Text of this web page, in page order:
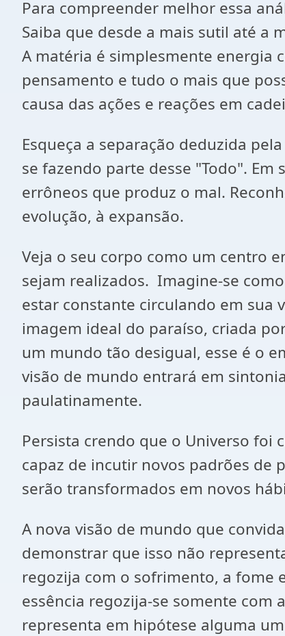
Para compreender melhor essa
Saiba que desde a mais sutil até a
A matéria é simplesmente energia
pensamento e tudo o mais que
causa das ações e reações em
Esqueça a separação deduzida
se fazendo parte desse "Todo".
errôneos que produz o mal.
evolução, à expansão.
Veja o seu corpo como um centro
sejam realizados. Imagine-se
estar constante circulando em sua
imagem ideal do paraíso, criada
um mundo tão desigual, esse é o
visão de mundo entrará em
paulatinamente.
Persista crendo que o Universo foi
capaz de incutir novos padrões de
serão transformados em novos
A nova visão de mundo que
demonstrar que isso não
regozija com o sofrimento, a fome
essência regozija-se somente com
representa em hipótese alguma